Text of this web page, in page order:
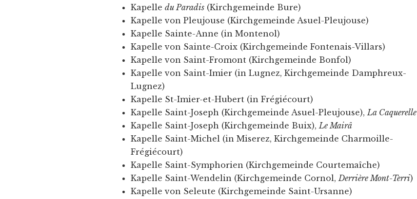
Kapelledu Paradis (Kirchgemeinde Bure)
Kapelle von Pleujouse (Kirchgemeinde Asuel-Pleujouse)
Kapelle Sainte-Anne (in Montenol)
Kapelle von Sainte-Croix (Kirchgemeinde Fontenais-Villars)
Kapelle von Saint-Fromont (Kirchgemeinde Bonfol)
Kapelle von Saint-Imier (in Lugnez, Kirchgemeinde Damphreux-
Lugnez)
Kapelle St-Imier-et-Hubert (in Frégiécourt)
Kapelle Saint-Joseph (Kirchgemeinde Asuel-Pleujouse),La Caquerelle
Kapelle Saint-Joseph (Kirchgemeinde Buix),Le Mairâ
Kapelle Saint-Michel (in Miserez, Kirchgemeinde Charmoille-
Frégiécourt)
Kapelle Saint-Symphorien (Kirchgemeinde Courtemaîche)
Kapelle Saint-Wendelin (Kirchgemeinde Cornol,Derrière Mont-Terri)
Kapelle von Seleute (Kirchgemeinde Saint-Ursanne)